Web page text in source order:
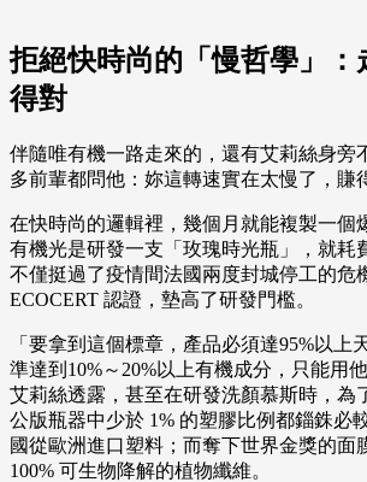
拒絕快時尚的「慢哲學」：
得對
伴隨唯有機一路走來的，還有艾莉絲身旁
多前輩都問他：妳這轉速實在太慢了，賺
在快時尚的邏輯裡，幾個月就能複製一個
有機光是研發一支「玫瑰時光瓶」，就耗
不僅挺過了疫情間法國兩度封城停工的危
ECOCERT 認證，墊高了研發門檻。
「要拿到這個標章，產品必須達95%以上
準達到10%～20%以上有機成分，只能用
艾莉絲透露，甚至在研發洗顏慕斯時，為
公版瓶器中少於 1% 的塑膠比例都錙銖必
國從歐洲進口塑料；而奪下世界金獎的面
100% 可生物降解的植物纖維。